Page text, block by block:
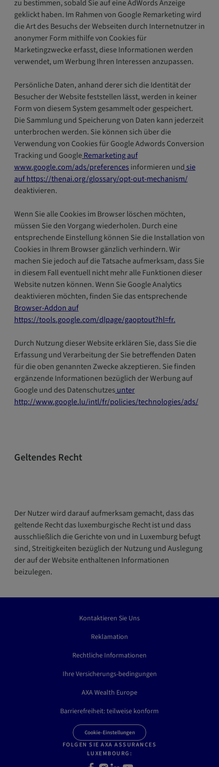
zu bestimmen, sobald Sie auf eine AdWords Anzeige
geklickt haben. Im Rahmen von Google Remarketing wird
die Art des Besuchs der Webseiten durch Internetnutzer in
anonymer Form mithilfe von Cookies für
Marketingzwecke erfasst, diese Informationen werden
verwendet, um Werbung Ihren Interessen anzupassen.
Persönliche Daten, anhand derer sich die Identität der
Besucher der Website feststellen lässt, werden in keiner
Form von diesem System gesammelt oder gespeichert.
Die Sammlung und Speicherung von Daten kann jederzeit
unterbrochen werden. Sie können sich über die
Verwendung von Cookies für Google Adwords Conversion
Tracking und GoogleRemarketing auf
www.google.com/ads/preferences informieren und sie
aufhttps://thenai.org/glossary/opt-out-mechanism/
deaktivieren.
Wenn Sie alle Cookies im Browser löschen möchten,
müssen Sie den Vorgang wiederholen. Durch eine
entsprechende Einstellung können Sie die Installation von
Cookies in Ihrem Browser gänzlich verhindern. Wir
machen Sie jedoch auf die Tatsache aufmerksam, dass Sie
in diesem Fall eventuell nicht mehr alle Funktionen dieser
Website nutzen können. Wenn Sie Google Analytics
deaktivieren möchten, finden Sie das entsprechende
Browser-Addon auf
https://tools.google.com/dlpage/gaoptout?hl=fr.
Durch Nutzung dieser Website erklären Sie, dass Sie die
Erfassung und Verarbeitung der Sie betreffenden Daten
für die oben genannten Zwecke akzeptieren. Sie finden
ergänzende Informationen bezüglich der Werbung auf
Google und des Datenschutzes unter
http://www.google.lu/intl/fr/policies/technologies/ads/
Geltendes Recht
Der Nutzer wird darauf aufmerksam gemacht, dass das
geltende Recht das luxemburgische Recht ist und dass
ausschließlich die Gerichte von und in Luxemburg befugt
sind, Streitigkeiten bezüglich der Nutzung und Auslegung
der auf der Website enthaltenen Informationen
beizulegen.
Kontaktieren Sie Uns
Reklamation
Rechtliche Informationen
Ihre Versicherungs-bedingungen
AXA Wealth Europe
Barrierefreiheit: teilweise konform
Cookie-Einstellungen
FOLGEN SIE AXA ASSURANCES
LUXEMBOURG: